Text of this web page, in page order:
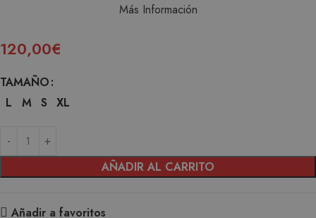
Más Información
120,00€
TAMAÑO
L
M S XL
AÑADIR AL CARRITO
Añadir a favoritos